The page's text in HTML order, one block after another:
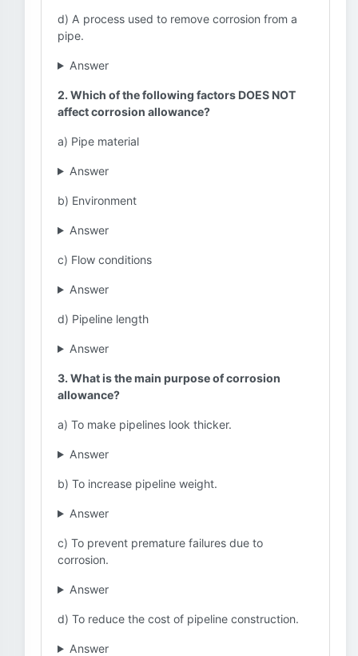
d) A process used to remove corrosion from a
pipe.
Answer
2. Which of the following factors DOES NOT
affect corrosion allowance?
a) Pipe material
Answer
b) Environment
Answer
c) Flow conditions
Answer
d) Pipeline length
Answer
3. What is the main purpose of corrosion
allowance?
a) To make pipelines look thicker.
Answer
b) To increase pipeline weight.
Answer
c) To prevent premature failures due to
corrosion.
Answer
d) To reduce the cost of pipeline construction.
Answer